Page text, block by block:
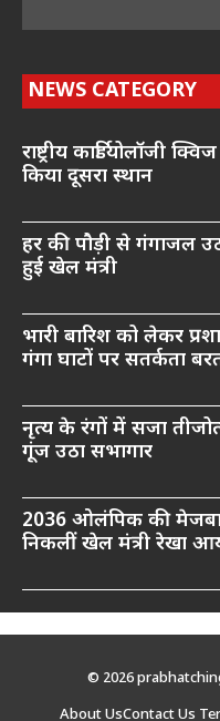
NEWS CATEGORY
राष्ट्रीय कार्डियोलॉजी
किया दूसरा स्थान
हर की पौड़ी से गंगाजल
हुई खेल मंत्री
भारी बारिश को लेकर
गंगा घाटों पर सतर्कता
नृत्य के रंगों में सजा
गूंज उठा सभागार
2036 ओलंपिक की
निकलीं खेल मंत्री रेखा
© 2026
About UsContact Us